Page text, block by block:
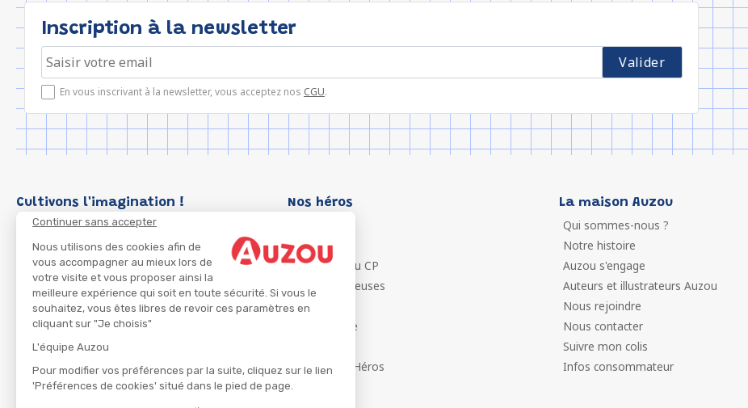
Continuer sans accepter
Nous utilisons des cookies afin de
vous accompagner au mieux lors de
votre visite et vous proposer ainsi la
meilleure expérience qui soit en toute sécurité. Si vous le
souhaitez, vous êtes libres de revoir ces paramètres en
cliquant sur "Je choisis"
L'équipe Auzou
Pour modifier vos préférences par la suite, cliquez sur le lien
'Préférences de cookies' situé dans le pied de page.
Inscription à la newsletter
En vous inscrivant à la newsletter, vous acceptez nos CGU.
Cultivons l'imagination ! Nos héros
P'tit Loup
Les Héros du CP
Les Influenceuses
Migali
Petite Taupe
Ma Boîte à Héros
La maison Auzou
Qui sommes-nous ?
Notre histoire
Auzou s'engage
Auteurs et illustrateurs Auzou
Nous rejoindre
Nous contacter
Suivre mon colis
Infos consommateur